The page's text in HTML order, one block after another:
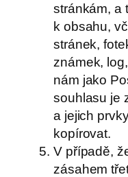
stránkám, a
k obsahu,
stránek,
známek,
nám jako
souhlasu je
a jejich
kopírovat.
V případě,
zásahem